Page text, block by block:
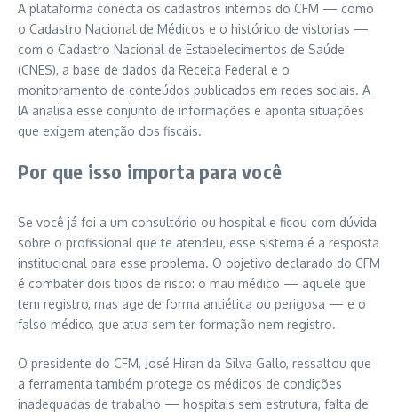
A plataforma conecta os cadastros internos do CFM — como
o Cadastro Nacional de Médicos e o histórico de vistorias —
com o Cadastro Nacional de Estabelecimentos de Saúde
(CNES), a base de dados da Receita Federal e o
monitoramento de conteúdos publicados em redes sociais. A
IA analisa esse conjunto de informações e aponta situações
que exigem atenção dos fiscais.
Por que isso importa para você
Se você já foi a um consultório ou hospital e ficou com dúvida
sobre o profissional que te atendeu, esse sistema é a resposta
institucional para esse problema. O objetivo declarado do CFM
é combater dois tipos de risco: o mau médico — aquele que
tem registro, mas age de forma antiética ou perigosa — e o
falso médico, que atua sem ter formação nem registro.
O presidente do CFM, José Hiran da Silva Gallo, ressaltou que
a ferramenta também protege os médicos de condições
inadequadas de trabalho — hospitais sem estrutura, falta de